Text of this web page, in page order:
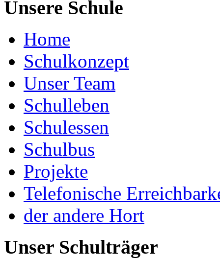
Unsere Schule
Home
Schulkonzept
Unser Team
Schulleben
Schulessen
Schulbus
Projekte
Telefonische
der andere Hort
Unser Schulträger